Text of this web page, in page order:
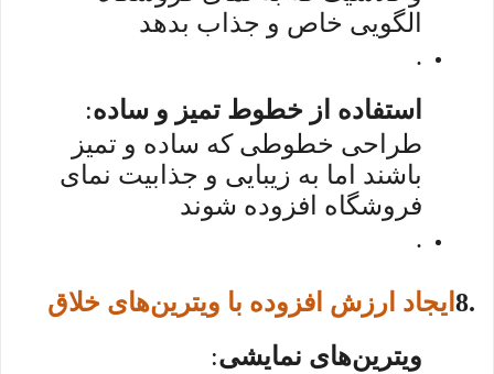
الگویی خاص و جذاب بدهد
.
استفاده از خطوط تمیز و ساده:
طراحی خطوطی که ساده و تمیز
باشند اما به زیبایی و جذابیت نمای
فروشگاه افزوده شوند
.
8. ایجاد ارزش افزوده با ویترین‌های خلاق
ویترین‌های نمایشی: